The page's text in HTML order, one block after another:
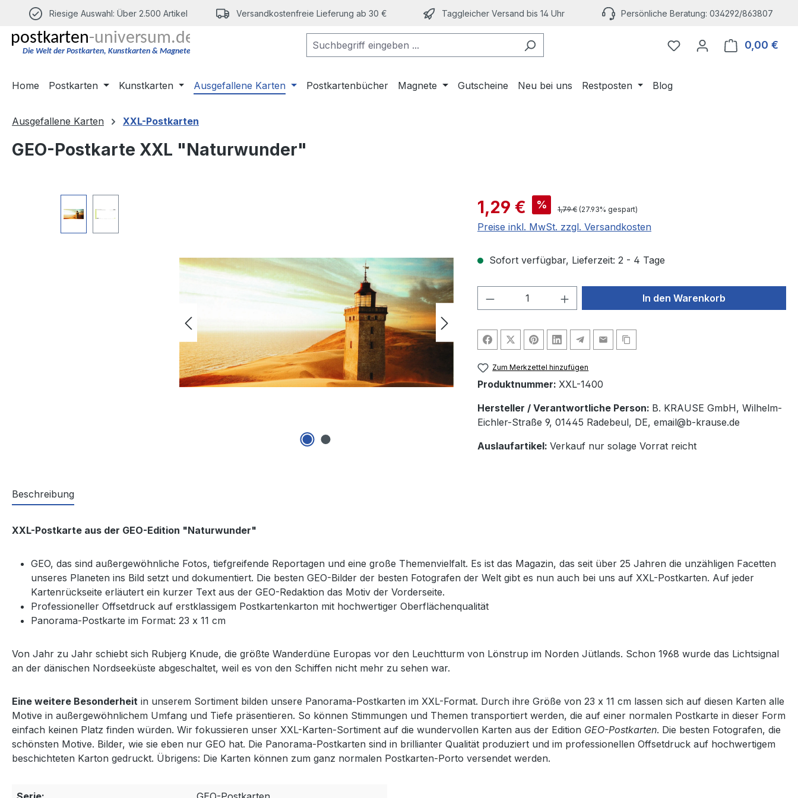
Hauptinhalt springen
Zur Suche springen
Zur Hauptnavigation springen
Riesige Auswahl: Über 2.500 Artikel Versandkostenfreie Lieferung ab 30 € Taggleicher Versand bis 14 Uhr Persönliche Beratung: 034292/863807
Du hast 0 Produkte auf
0,00 €
Home Postkarten Kunstkarten Ausgefallene Karten Postkartenbücher Magnete Gutscheine Neu bei uns Restposten Blog
Ausgefallene Karten XXL-Postkarten
GEO-Postkarte XXL "Naturwunder"
Verkaufspreis:
1,29 € % Regulärer Preis:
1,79 € (27.93% gespart)
Preise inkl. MwSt. zzgl. Versandkosten
Sofort verfügbar, Lieferzeit: 2 - 4 Tage
Produkt Anzahl: Gib den gewünschten Wert
In den Warenkorb
Zum Merkzettel hinzufügen
Produktnummer: XXL-1400
Hersteller / Verantwortliche Person: B. KRAUSE GmbH, Wilhelm-
Eichler-Straße 9, 01445 Radebeul, DE, email@b-krause.de
Auslaufartikel: Verkauf nur solage Vorrat reicht
Beschreibung
XXL-Postkarte aus der GEO-Edition "Naturwunder"
GEO, das sind außergewöhnliche Fotos, tiefgreifende Reportagen und eine große Themenvielfalt. Es ist das Magazin, das seit über 25 Jahren die unzähligen Facetten
unseres Planeten ins Bild setzt und dokumentiert. Die besten GEO-Bilder der besten Fotografen der Welt gibt es nun auch bei uns auf XXL-Postkarten. Auf jeder
Kartenrückseite erläutert ein kurzer Text aus der GEO-Redaktion das Motiv der Vorderseite.
Professioneller Offsetdruck auf erstklassigem Postkartenkarton mit hochwertiger Oberflächenqualität
Panorama-Postkarte im Format: 23 x 11 cm
Von Jahr zu Jahr schiebt sich Rubjerg Knude, die größte Wanderdüne Europas vor den Leuchtturm von Lönstrup im Norden Jütlands. Schon 1968 wurde das Lichtsignal
an der dänischen Nordseeküste abgeschaltet, weil es von den Schiffen nicht mehr zu sehen war.
Eine weitere Besonderheit in unserem Sortiment bilden unsere Panorama-Postkarten im XXL-Format. Durch ihre Größe von 23 x 11 cm lassen sich auf diesen Karten alle
Motive in außergewöhnlichem Umfang und Tiefe präsentieren. So können Stimmungen und Themen transportiert werden, die auf einer normalen Postkarte in dieser Form
einfach keinen Platz finden würden. Wir fokussieren unser XXL-Karten-Sortiment auf die wundervollen Karten aus der Edition GEO-Postkarten. Die besten Fotografen, die
schönsten Motive. Bilder, wie sie eben nur GEO hat. Die Panorama-Postkarten sind in brillianter Qualität produziert und im professionellen Offsetdruck auf hochwertigem
beschichteten Karton gedruckt. Übrigens: Die Karten können zum ganz normalen Postkarten-Porto versendet werden.